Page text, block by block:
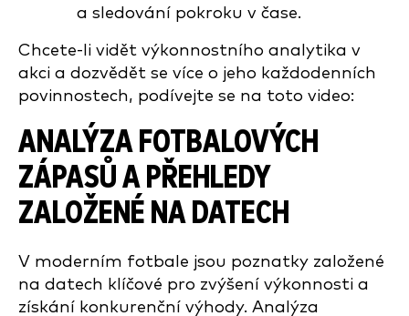
a sledování pokroku v čase.
Chcete-li vidět výkonnostního analytika v
akci a dozvědět se více o jeho každodenních
povinnostech, podívejte se na toto video:
ANALÝZA FOTBALOVÝCH
ZÁPASŮ A PŘEHLEDY
ZALOŽENÉ NA DATECH
V moderním fotbale jsou poznatky založené
na datech klíčové pro zvýšení výkonnosti a
získání konkurenční výhody. Analýza